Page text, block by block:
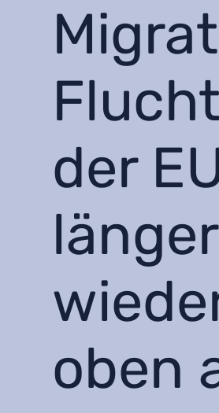
der
oben